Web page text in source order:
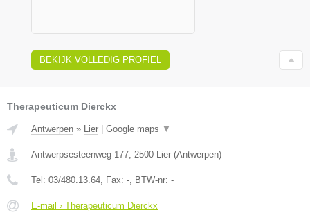
BEKIJK VOLLEDIG PROFIEL
Therapeuticum Dierckx
Antwerpen » Lier Google maps ▼
Antwerpsesteenweg 177, 2500 Lier (Antwerpen)
Tel: 03/480.13.64, Fax: -, BTW-nr: -
E-mail › Therapeuticum Dierckx